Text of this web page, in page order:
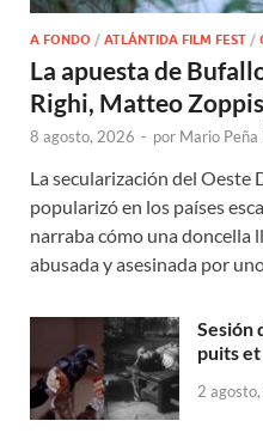
A FONDO / ATLÁNTIDA FILM FEST /
La apuesta de
Righi, Matteo
8 agosto, 2026 - por Mario Peña
La secularización del Oeste
popularizó en los países
narraba cómo una doncella
abusada y asesinada por
Sesión
puits
2